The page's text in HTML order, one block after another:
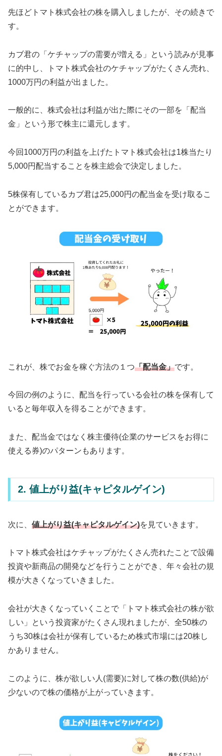
先ほどトマト株式会社の株を購入しましたが、その続きで
す。
カブ君の「ケチャップの需要が増える」という読みが見事
に的中し、トマト株式会社のケチャップがたくさん売れ、
1000万円の利益が出ました。
一般的に、株式会社は利益が出た際にその一部を「配当
金」という形で株主に還元します。
今回1000万円の利益を上げたトマト株式会社は1株当たり
5,000円配当することを株主総会で決定しました。
5株保有しているカブ君は25,000円の配当金を受け取るこ
とができます。
これが、株でお金を稼ぐ方法の１つ「配当金」です。
今回の例のように、配当を行っている会社の株を保有して
いると毎年収入を得ることができます。
また、配当金ではなく株主優待(企業のサービスをお得に
使える券)のパターンもあります。
2. 値上がり益(キャピタルゲイン)
次に、 値上がり益(キャピタルゲイン)を見ていきます。
トマト株式会社はケチャップがたくさん売れたことで設備
投資や新商品の開発などを行うことができ、年々会社の規
模が大きくなっていきました。
会社が大きくなっていくことで「トマト株式会社の株が欲
しい」という投資家がたくさん現れましたが、全50株の
うち30株は会社が保有しているため株式市場には20株し
かありません。
このように、株が欲しい人(需要)に対して株の数(供給)が
少ないので株の価格が上がっていきます。